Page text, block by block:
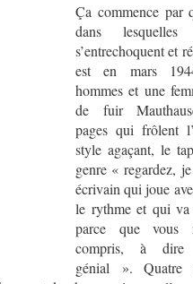
Ça commence par
dans
s’entrechoquent et
est en mars
hommes et une
de fuir
pages qui frôlent
style agaçant, le
genre « regardez,
écrivain qui joue
le rythme et qui va
parce que vous
compris, à dire
génial ». Quatre